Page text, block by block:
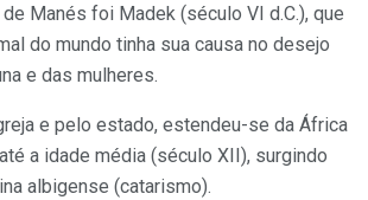
Manés foi Madek (século VI d.C.), que
do mundo tinha sua causa no desejo
e das mulheres.
e pelo estado, estendeu-se da África
a idade média (século XII), surgindo
albigense (catarismo).